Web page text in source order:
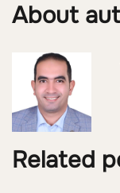
About
Related